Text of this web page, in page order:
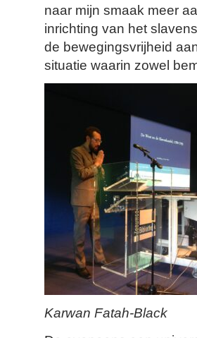
naar mijn smaak meer
inrichting van het
de bewegingsvrijheid
situatie waarin zowel
Karwan Fatah-Black